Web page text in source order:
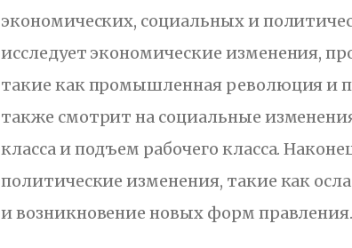
экономических, социальных и
исследует экономические изменения,
такие как промышленная революция и
также смотрит на социальные
класса и подъем рабочего класса.
политические изменения, такие как
и возникновение новых форм правления.